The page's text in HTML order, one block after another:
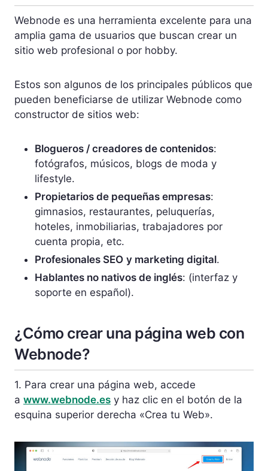
Webnode es una herramienta excelente para una
amplia gama de usuarios que buscan crear un
sitio web profesional o por hobby.
Estos son algunos de los principales públicos que
pueden beneficiarse de utilizar Webnode como
constructor de sitios web:
Blogueros / creadores de contenidos:
fotógrafos, músicos, blogs de moda y
lifestyle.
Propietarios de pequeñas empresas:
gimnasios, restaurantes, peluquerías,
hoteles, inmobiliarias, trabajadores por
cuenta propia, etc.
Profesionales SEO y marketing digital.
Hablantes no nativos de inglés: (interfaz y
soporte en español).
¿Cómo crear una página web con
Webnode?
1. Para crear una página web, accede
a www.webnode.es y haz clic en el botón de la
esquina superior derecha «Crea tu Web».